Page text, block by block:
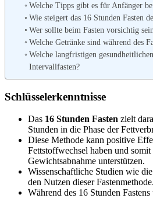
Welche Tipps gibt es für Anfänger
Wie steigert das 16 Stunden Fasten
Wer sollte beim Fasten vorsichtig
Welche Getränke sind während des
Welche langfristigen
Intervallfasten?
Schlüsselerkenntnisse
Das 16 Stunden Fasten zielt
Stunden in die Phase der
Diese Methode kann positive
Fettstoffwechsel haben und
Gewichtsabnahme unterstützen.
Wissenschaftliche Studien wie
den Nutzen dieser Fastenmethode.
Während des 16 Stunden